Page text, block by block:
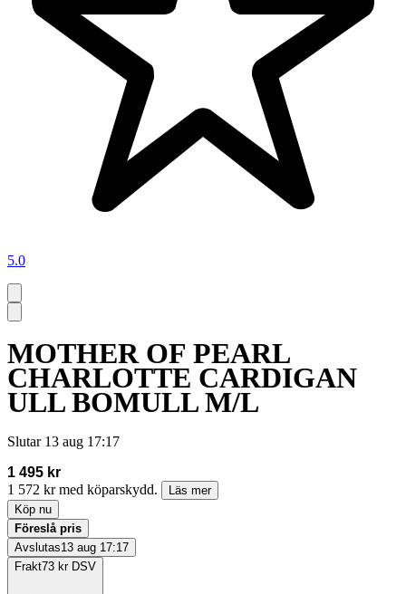
5.0
MOTHER OF PEARL
CHARLOTTE CARDIGAN
ULL BOMULL M/L
Slutar 13 aug 17:17
1 495 kr
1 572 kr med köparskydd.
Läs mer
Köp nu
Föreslå pris
Avslutas13 aug 17:17
Frakt73 kr DSV